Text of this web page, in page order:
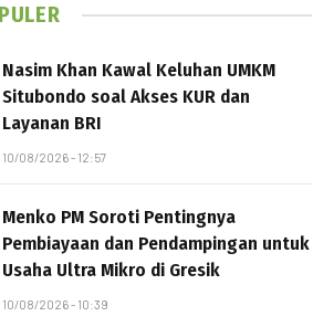
Nasim Khan Kawal Keluhan UMKM
Situbondo soal Akses KUR dan
Layanan BRI
10/08/2026 - 12:57
Menko PM Soroti Pentingnya
Pembiayaan dan Pendampingan untuk
Usaha Ultra Mikro di Gresik
10/08/2026 - 10:39